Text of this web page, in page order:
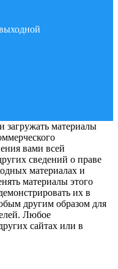
загружать материалы
вами всей
сведений о праве
материалах и
материалы этого
их в
другим образом для
Любое
сайтах или в